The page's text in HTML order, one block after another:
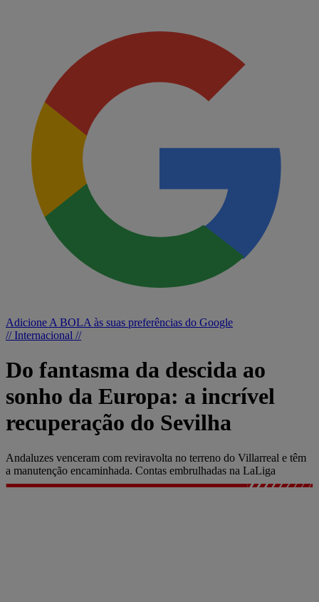
Adicione A BOLA às suas preferências do Google
// Internacional //
Do fantasma da descida ao
sonho da Europa: a incrível
recuperação do Sevilha
Andaluzes venceram com reviravolta no terreno do Villarreal e têm
a manutenção encaminhada. Contas embrulhadas na LaLiga